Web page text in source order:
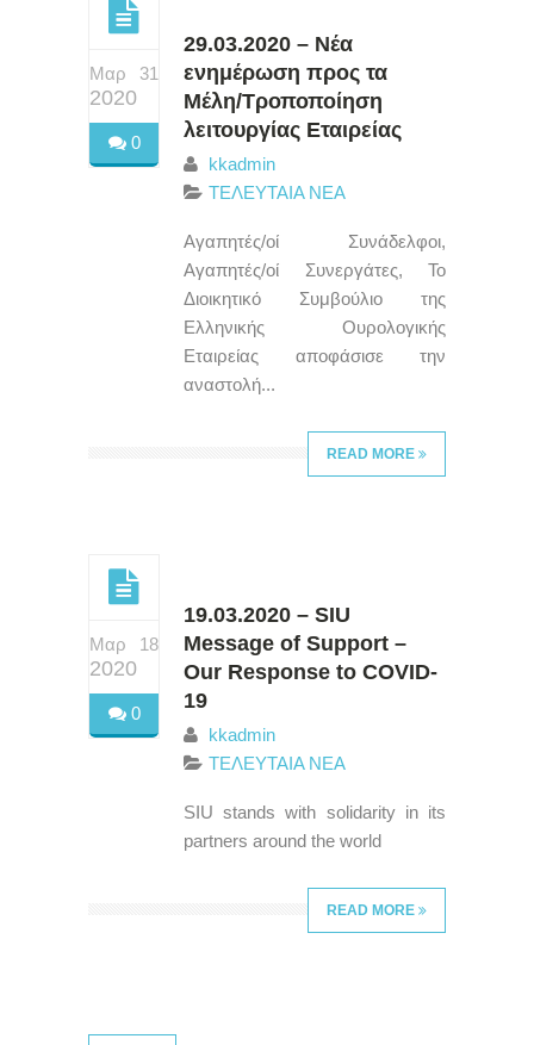
Μαρ 31
2020
0
29.03.2020 – Νέα
ενημέρωση προς τα
Μέλη/Τροποποίηση
λειτουργίας Εταιρείας
kkadmin
ΤΕΛΕΥΤΑΙΑ ΝΕΑ
Αγαπητές/οί Συνάδελφοι,
Αγαπητές/οί Συνεργάτες, Το
Διοικητικό Συμβούλιο της
Ελληνικής Ουρολογικής
Εταιρείας αποφάσισε την
αναστολή...
READ MORE
Μαρ 18
2020
0
19.03.2020 – SIU
Message of Support –
Our Response to COVID-
19
kkadmin
ΤΕΛΕΥΤΑΙΑ ΝΕΑ
SIU stands with solidarity in its
partners around the world
READ MORE